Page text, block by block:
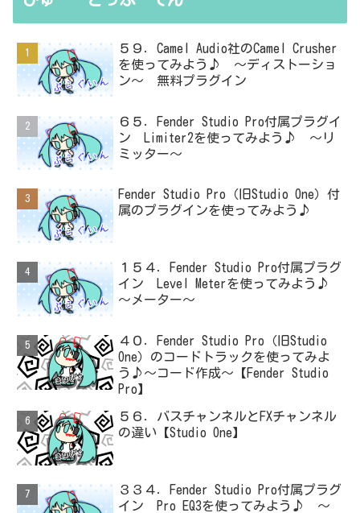
５９．Camel Audio社のCamel Crusher
を使ってみよう♪ ～ディストーショ
ン～ 無料プラグイン
６５．Fender Studio Pro付属プラグイ
ン Limiter2を使ってみよう♪ ～リ
ミッター～
Fender Studio Pro（旧Studio One）付
属のプラグインを使ってみよう♪
１５４．Fender Studio Pro付属プラグ
イン Level Meterを使ってみよう♪
～メーター～
４０．Fender Studio Pro（旧Studio
One）のコードトラックを使ってみよ
う♪～コード作成～【Fender Studio
Pro】
５６．バスチャンネルとFXチャンネル
の違い【Studio One】
３３４．Fender Studio Pro付属プラグ
イン Pro EQ3を使ってみよう♪ ～